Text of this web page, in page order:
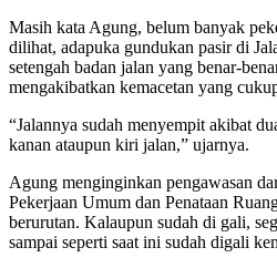
Masih kata Agung, belum banyak
dilihat, adapuka gundukan pasir di
setengah badan jalan yang benar-
mengakibatkan kemacetan yang
“Jalannya sudah menyempit akibat
kanan ataupun kiri jalan,” ujarnya.
Agung menginginkan pengawasan
Pekerjaan Umum dan Penataan
berurutan. Kalaupun sudah di gali,
sampai seperti saat ini sudah digali